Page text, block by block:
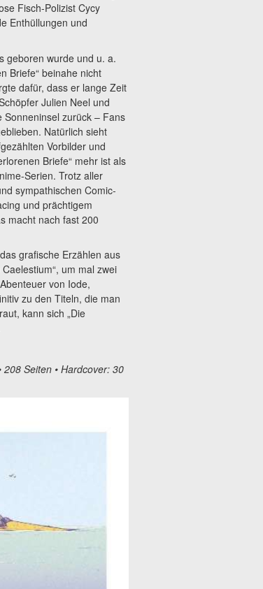
Fisch-Polizist Cycy
Enthüllungen und
geboren wurde und u. a.
Briefe“ beinahe nicht
dafür, dass er lange Zeit
Julien Neel und
zurück – Fans
Natürlich sieht
Vorbilder und
Briefe“ mehr ist als
Serien. Trotz aller
sympathischen Comic-
und prächtigem
macht nach fast 200
grafische Erzählen aus
um mal zwei
von Iode,
zu den Titeln, die man
kann sich „Die
208 Seiten • Hardcover: 30